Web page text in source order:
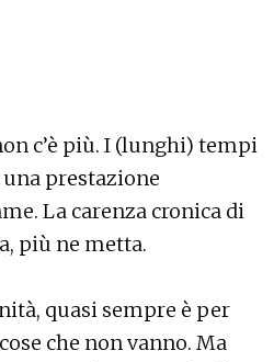
c’è più. I (lunghi) tempi
prestazione
La carenza cronica di
più ne metta.
quasi sempre è per
che non vanno. Ma